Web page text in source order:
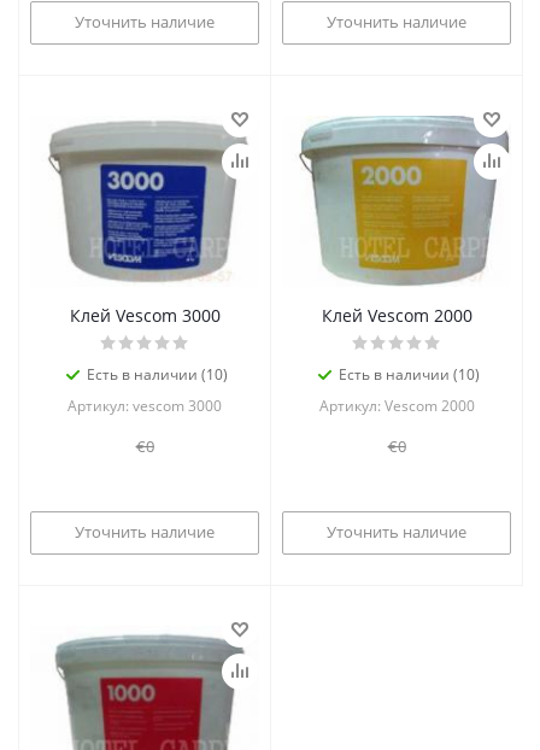
Уточнить наличие Уточнить наличие
Клей Vescom 3000
Есть в наличии (10)
Артикул: vescom 3000
€0
Уточнить наличие
Клей Vescom 2000
Есть в наличии (10)
Артикул: Vescom 2000
€0
Уточнить наличие